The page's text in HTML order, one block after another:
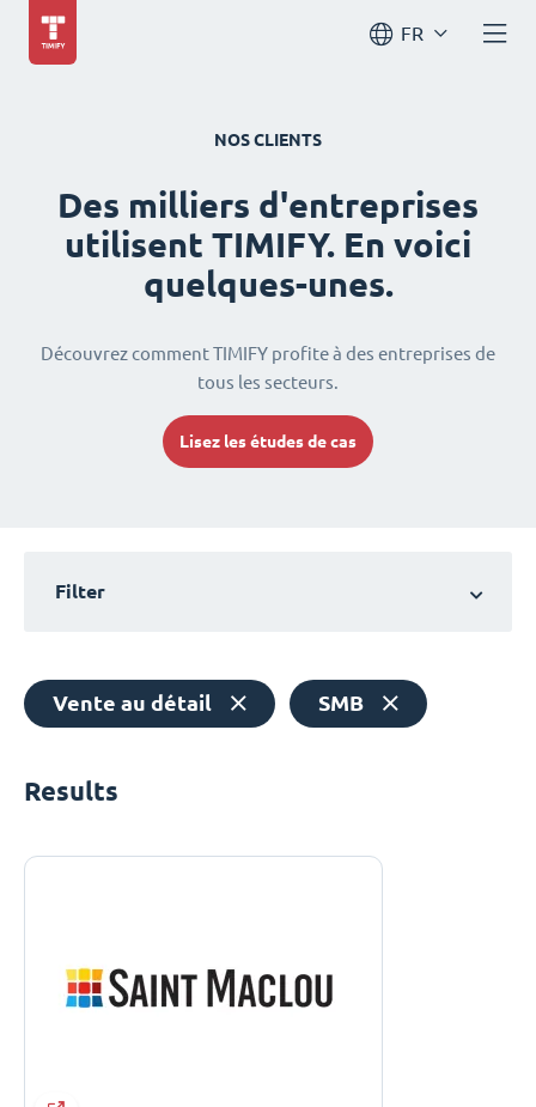
FR
NOS CLIENTS
Des milliers d'entreprises
utilisent TIMIFY. En voici
quelques-unes.
Découvrez comment TIMIFY profite à des entreprises de
tous les secteurs.
Lisez les études de cas
Filter
Vente au détail SMB
Results